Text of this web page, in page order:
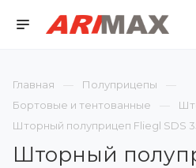
Главная
Полуприцепы
Бортовые и тентованные
Шторный полуприцеп Fliegl SDS
Шторный